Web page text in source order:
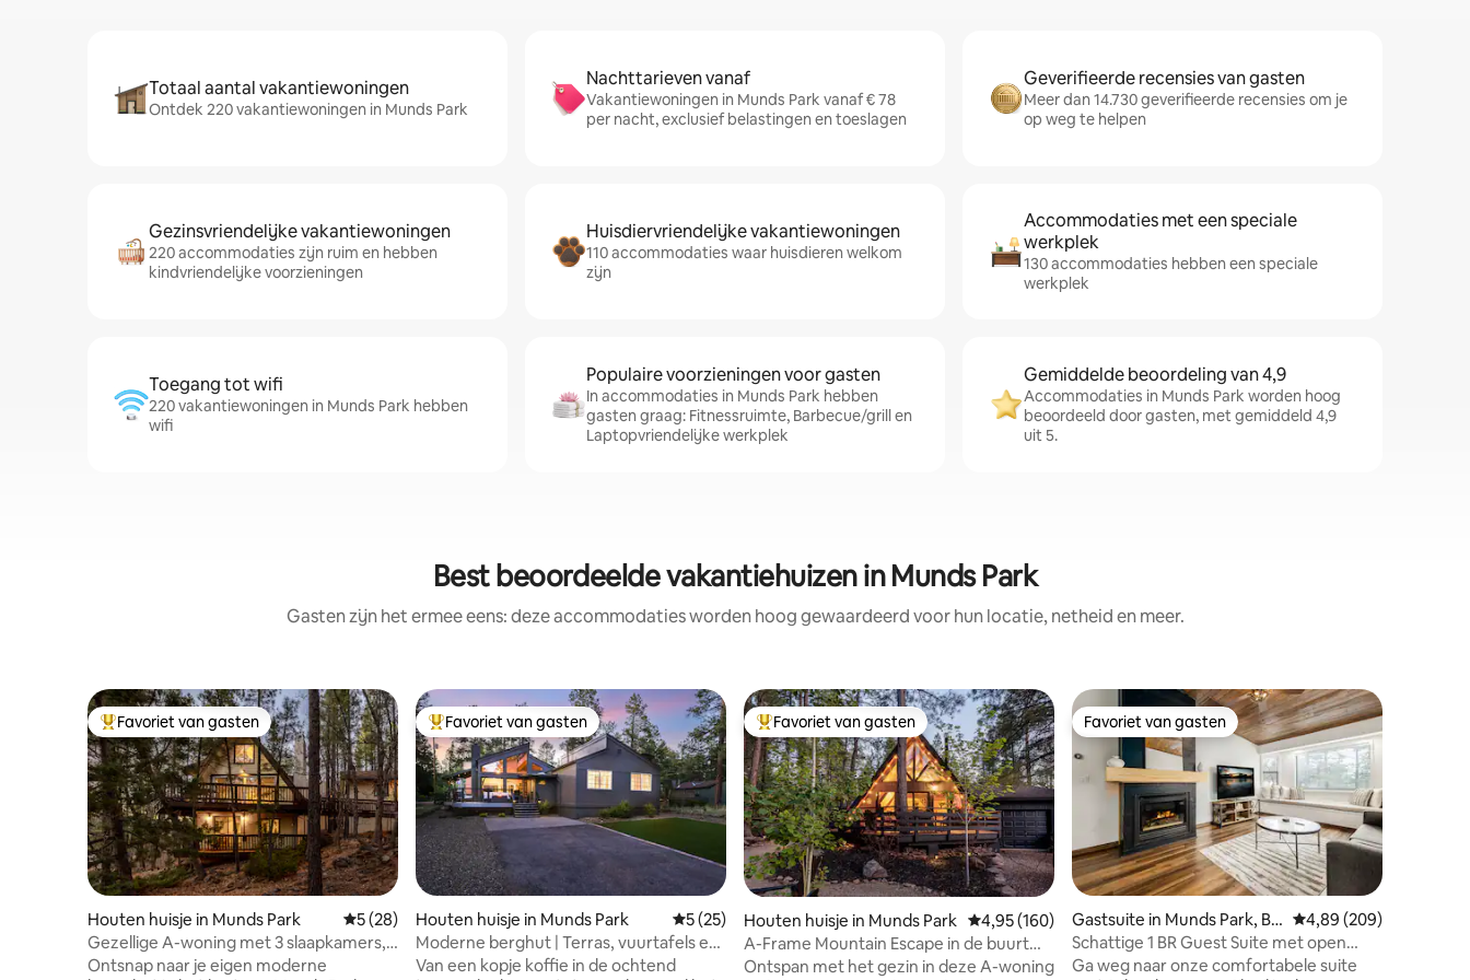
Totaal aantal vakantiewoningen
Ontdek 220 vakantiewoningen in Munds Park
Nachttarieven vanaf
Vakantiewoningen in Munds Park vanaf € 78
per nacht, exclusief belastingen en toeslagen
Geverifieerde recensies van gasten
Meer dan 14.730 geverifieerde recensies om je
op weg te helpen
Gezinsvriendelijke vakantiewoningen
220 accommodaties zijn ruim en hebben
kindvriendelijke voorzieningen
Huisdiervriendelijke vakantiewoningen
110 accommodaties waar huisdieren welkom
zijn
Accommodaties met een speciale
werkplek
130 accommodaties hebben een speciale
werkplek
Toegang tot wifi
220 vakantiewoningen in Munds Park hebben
wifi
Populaire voorzieningen voor gasten
In accommodaties in Munds Park hebben
gasten graag: Fitnessruimte, Barbecue/grill en
Laptopvriendelijke werkplek
Gemiddelde beoordeling van 4,9
Accommodaties in Munds Park worden hoog
beoordeeld door gasten, met gemiddeld 4,9
uit 5.
Best beoordeelde vakantiehuizen in Munds Park
Gasten zijn het ermee eens: deze accommodaties worden hoog gewaardeerd voor hun locatie, netheid en meer.
Topfavoriet van gasten
Favoriet van gasten
Houten huisje in Munds Park Gemiddelde beoordeling van 5 uit 5, 28 recensies
5 (28)
Gezellige A-woning met 3 slaapkamers,
uitzicht op het meer + vuurplaats
Ontsnap naar je eigen moderne
Topfavoriet van gasten
Favoriet van gasten
Houten huisje in Munds Park Gemiddelde beoordeling van 5 uit 5, 25 recensies
5 (25)
Moderne berghut | Terras, vuurtafels en
fietsen
Van een kopje koffie in de ochtend
Topfavoriet van gasten
Favoriet van gasten
Houten huisje in Munds Park Gemiddelde beoordeling van 4,95 uit 5, 160 recensies
4,95 (160)
A-Frame Mountain Escape in de buurt
van Sedona en Flagstaff
Ontspan met het gezin in deze A-woning
Favoriet van gasten
Favoriet van gasten
Gastsuite in Munds Park, Blv
d
Gemiddelde
4,89 (209)
Schattige 1 BR Guest Suite met open
haard en patio
Ga weg naar onze comfortabele suite